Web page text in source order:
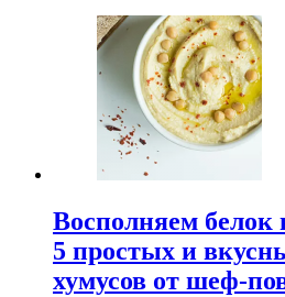
Восполняем белок
5 простых и
хумусов от шеф-